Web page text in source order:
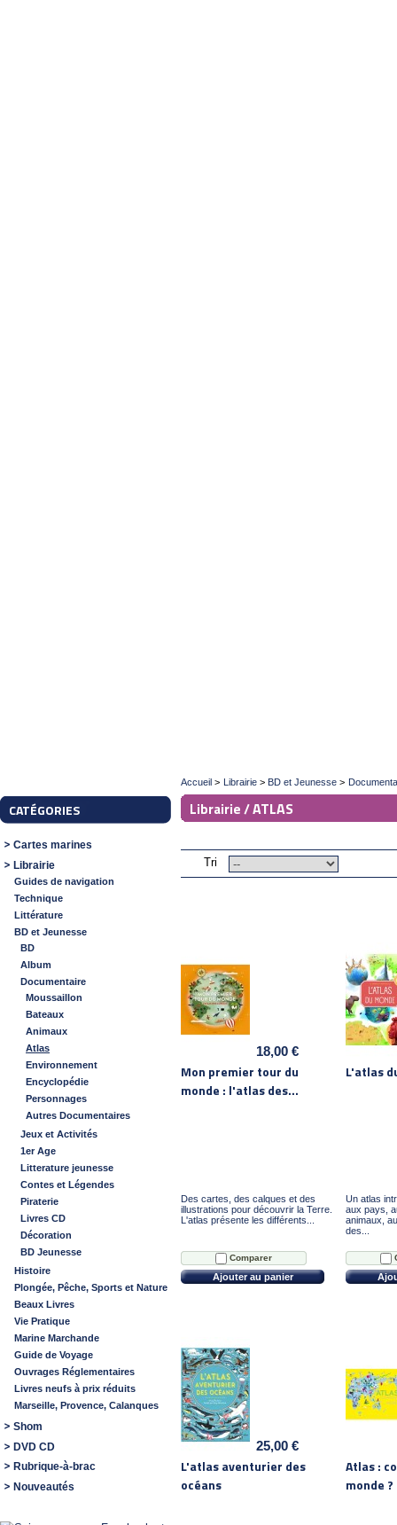
CATÉGORIES
Cartes marines
Librairie
Guides de navigation
Technique
Littérature
BD et Jeunesse
BD
Album
Documentaire
Moussaillon
Bateaux
Animaux
Atlas
Environnement
Encyclopédie
Personnages
Autres Documentaires
Jeux et Activités
1er Age
Litterature jeunesse
Contes et Légendes
Piraterie
Livres CD
Décoration
BD Jeunesse
Histoire
Plongée, Pêche, Sports et Nature
Beaux Livres
Vie Pratique
Marine Marchande
Guide de Voyage
Ouvrages Réglementaires
Livres neufs à prix réduits
Marseille, Provence, Calanques
Shom
DVD CD
Rubrique-à-brac
Nouveautés
Accueil > Librairie > BD et Jeunesse >
Librairie /ATLAS
Tri
18,00 €
Mon premier tour du
monde : l'atlas des...
Des cartes, des calques et des
illustrations pour découvrir la Terre.
L'atlas présente les différents...
Comparer
Ajouter au panier
L'atlas
Un atlas
aux pays,
animaux,
des...
25,00 €
L'atlas aventurier des
océans
Atlas :
monde ?